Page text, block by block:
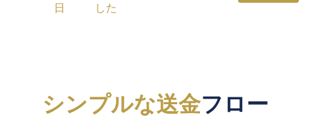
日
した
シンプルな送金フロー